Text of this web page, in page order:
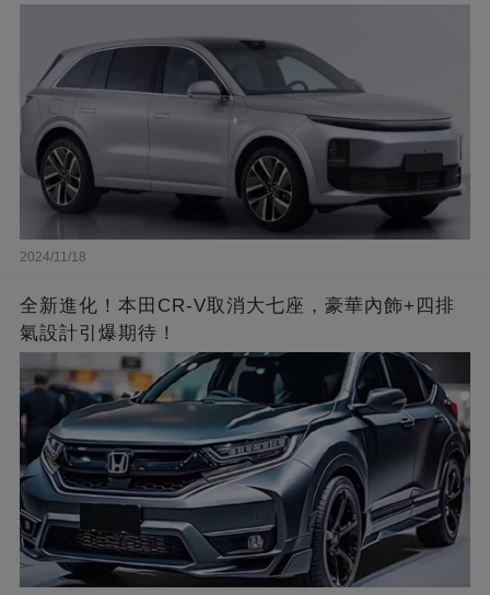
2024/11/18
全新進化！本田CR-V取消大七座，豪華內飾+四排
氣設計引爆期待！